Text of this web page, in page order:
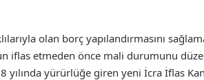
olan borç yapılandırmasını
iflas etmeden önce mali durumunu
yılında yürürlüğe giren yeni İcra İflas